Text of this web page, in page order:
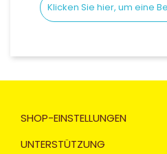
Klicken Sie hier, um eine
SHOP-EINSTELLUNGEN
UNTERSTÜTZUNG